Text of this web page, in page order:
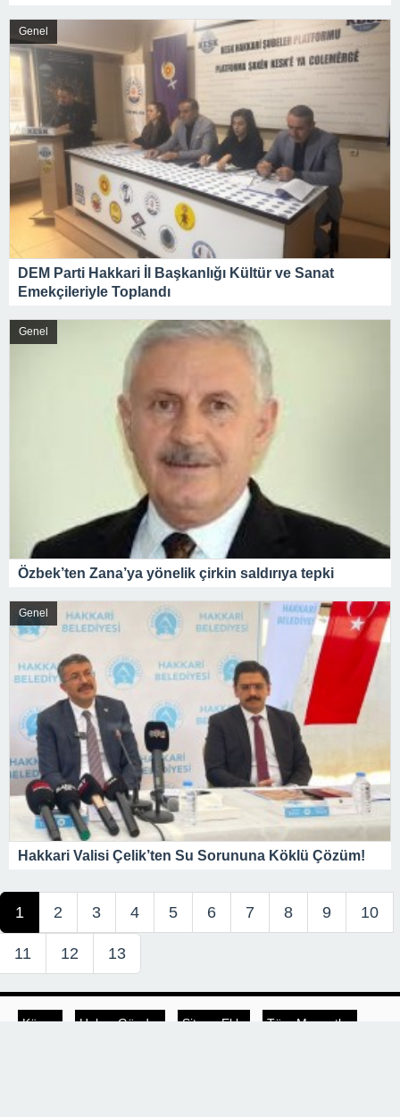
Genel
DEM Parti Hakkari İl Başkanlığı Kültür ve Sanat
Emekçileriyle Toplandı
Genel
Özbek’ten Zana’ya yönelik çirkin saldırıya tepki
Genel
Hakkari Valisi Çelik’ten Su Sorununa Köklü Çözüm!
1 2 3 4 5 6 7 8 9 10
11 12 13
Künye Haber Gönder Sitene Ekle Tüm Manşetler